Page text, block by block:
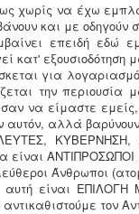
χωρίς να έχω
και με οδηγούν
επειδή εδώ
κατ'
για
την
σαν να είμαστε
αυτόν, αλλά
ΚΥΒΕΡΝΗΣΗ,
είναι ΑΝΤΙΠΡΟΣΩΠΟΙ
Άνθρωποι
είναι ΕΠΙΛΟΓΗ
τον